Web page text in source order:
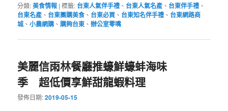
分類:美食情報 |標籤: 台東人氣伴手禮 、 台東人氣名產 、 台東伴手禮 、
台東名產 、 台東團購美食 、 台東必買 、 台東知名伴手禮 、 台東網路商
城 、小農網購 、 購夠台東 、辦公室零嘴
美麗信雨林餐廳推蠔鮮蠔蚌海味
季 超低價享鮮甜龍蝦料理
發佈日期:2019-05-15